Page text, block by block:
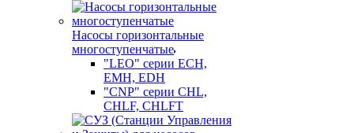
Насосы горизонтальные
многоступенчатые
"LEO" серии ECH,
EMH, EDH
"CNP" серии CHL,
CHLF, CHLFT